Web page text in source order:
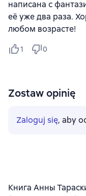
написана с
её уже два раза.
любом возрасте!
1 0
Zostaw opinię
Zaloguj się, aby
Книга Анны